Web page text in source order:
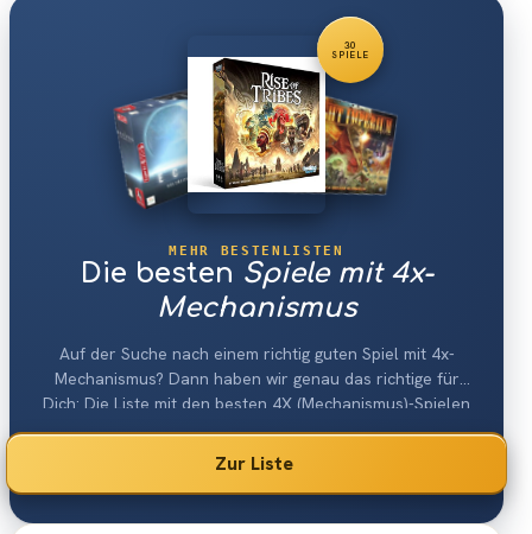
30
SPIELE
MEHR BESTENLISTEN
Die besten Spiele mit 4x-
Mechanismus
Auf der Suche nach einem richtig guten Spiel mit 4x-
Mechanismus? Dann haben wir genau das richtige für
Dich: Die Liste mit den besten 4X (Mechanismus)-Spielen
2026.
Zur Liste